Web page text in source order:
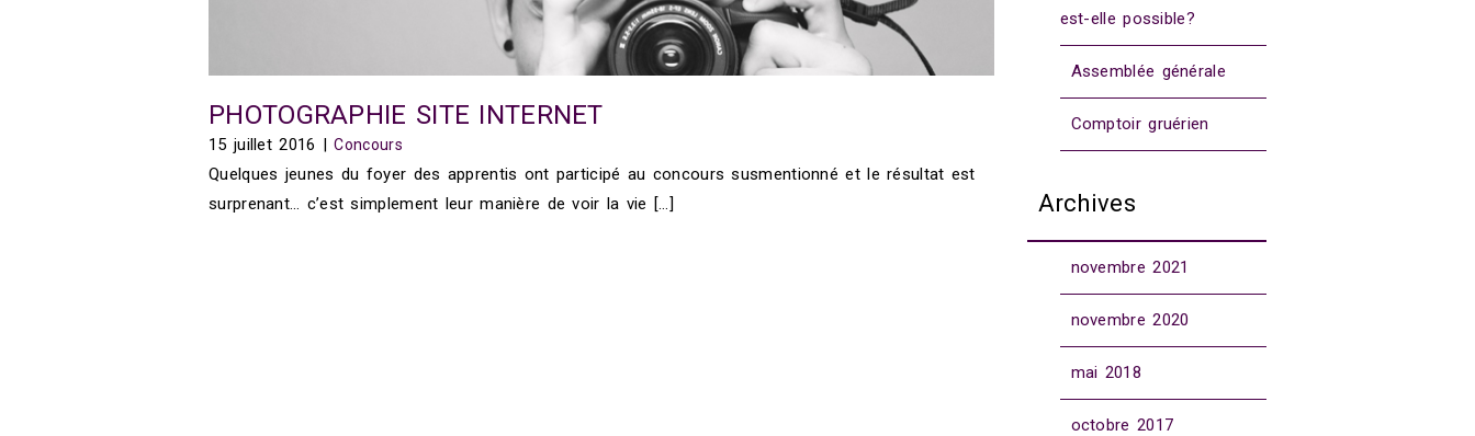
PHOTOGRAPHIE SITE INTERNET
15 juillet 2016 |Concours
Quelques jeunes du foyer des apprentis ont participé au concours susmentionné et le résultat est
surprenant… c’est simplement leur manière de voir la vie […]
est-elle possible?
Assemblée générale
Comptoir gruérien
Archives
novembre 2021
novembre 2020
mai 2018
octobre 2017